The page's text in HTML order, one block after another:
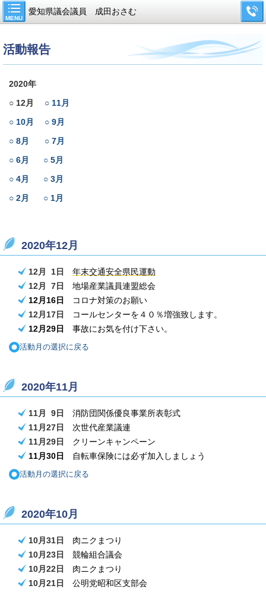
MENU
愛知県議会議員 成田おさむ
活動報告
2020年
○ 12月
○ 11月
○ 10月
○ 9月
○ 8月
○ 7月
○ 6月
○ 5月
○ 4月
○ 3月
○ 2月
○ 1月
2020年12月
12月 1日 年末交通安全県民運動
12月 7日 地場産業議員連盟総会
12月16日
コロナ対策のお願い
12月17日
コールセンターを４０％増強致します。
12月29日 事故にお気を付け下さい。
活動月の選択に戻る
2020年11月
11月 9日 消防団関係優良事業所表彰式
11月27日 次世代産業議連
11月29日 クリーンキャンペーン
11月30日
自転車保険には必ず加入しましょう
活動月の選択に戻る
2020年10月
10月31日 肉ニクまつり
10月23日 競輪組合議会
10月22日 肉ニク まつり
10月21日 公明党昭和区支部会